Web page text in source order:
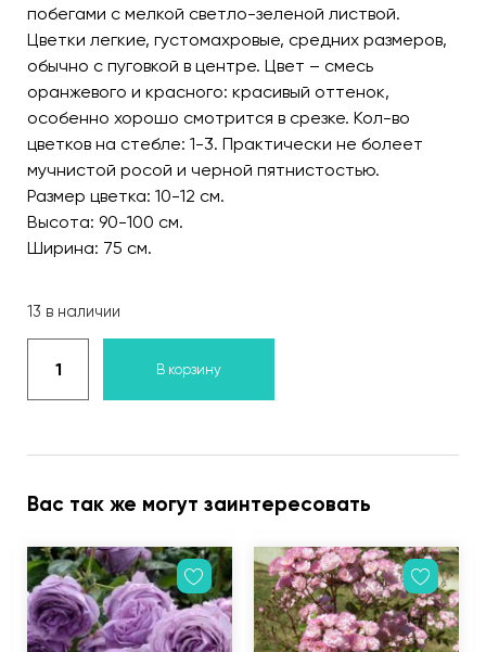
побегами с мелкой светло-зеленой листвой.
Цветки легкие, густомахровые, средних размеров,
обычно с пуговкой в центре. Цвет – смесь
оранжевого и красного: красивый оттенок,
особенно хорошо смотрится в срезке. Кол-во
цветков на стебле: 1-3. Практически не болеет
мучнистой росой и черной пятнистостью.
Размер цветка: 10-12 см.
Высота: 90-100 см.
Ширина: 75 см.
13 в наличии
В корзину
Вас так же могут заинтересовать